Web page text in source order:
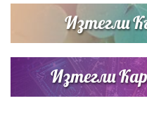
Изтегли
Изтегли